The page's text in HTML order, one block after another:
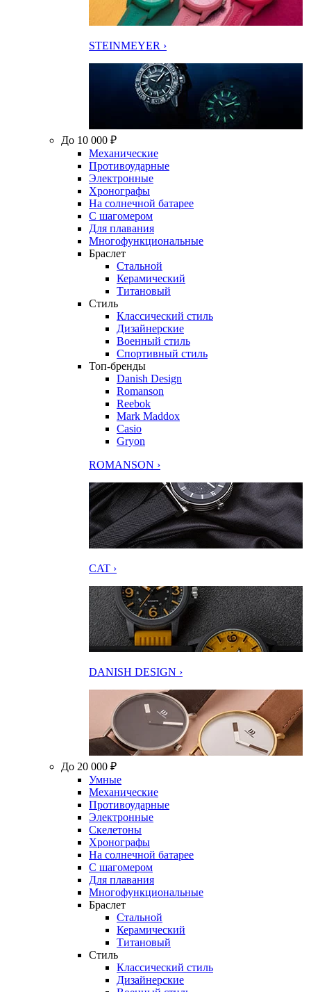
STEINMEYER ›
До 10 000 ₽
Механические
Противоударные
Электронные
Хронографы
На солнечной батарее
С шагомером
Для плавания
Многофункциональные
Браслет
Стальной
Керамический
Титановый
Стиль
Классический стиль
Дизайнерские
Военный стиль
Спортивный стиль
Топ-бренды
Danish Design
Romanson
Reebok
Mark Maddox
Casio
Gryon
ROMANSON ›
CAT ›
DANISH DESIGN ›
До 20 000 ₽
Умные
Механические
Противоударные
Электронные
Скелетоны
Хронографы
На солнечной батарее
С шагомером
Для плавания
Многофункциональные
Браслет
Стальной
Керамический
Титановый
Стиль
Классический стиль
Дизайнерские